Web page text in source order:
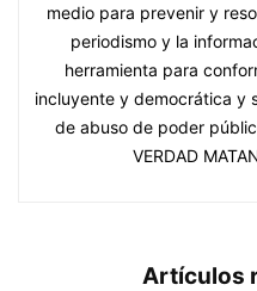
medio para prevenir y
periodismo y la
herramienta para
incluyente y democrática y
de abuso de poder
VERDAD
Artículos